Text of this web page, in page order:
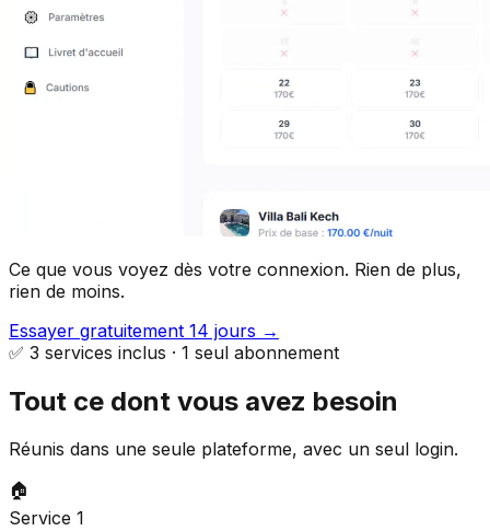
Ce que vous voyez dès votre connexion. Rien de plus,
rien de moins.
Essayer gratuitement 14 jours →
✅ 3 services inclus · 1 seul abonnement
Tout ce dont vous avez besoin
Réunis dans une seule plateforme, avec un seul login.
🏠
Service 1